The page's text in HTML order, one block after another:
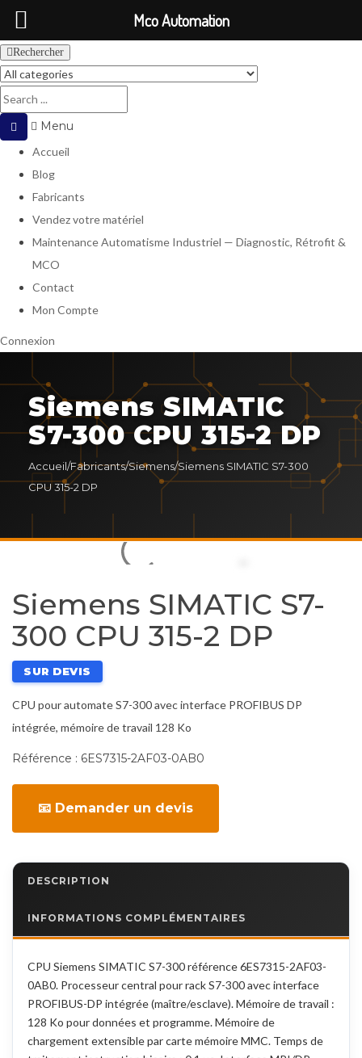
Rechercher
Menu
Accueil
Blog
Fabricants
Vendez votre matériel
Maintenance Automatisme Industriel — Diagnostic, Rétrofit &
MCO
Contact
Mon Compte
Connexion
Siemens SIMATIC
S7-300 CPU 315-2 DP
Accueil/Fabricants/Siemens/Siemens SIMATIC S7-300
CPU 315-2 DP
Siemens SIMATIC S7-
300 CPU 315-2 DP
SUR DEVIS
CPU pour automate S7-300 avec interface PROFIBUS DP
intégrée, mémoire de travail 128 Ko
Référence : 6ES7315-2AF03-0AB0
📧 Demander un devis
DESCRIPTION
INFORMATIONS COMPLÉMENTAIRES
CPU Siemens SIMATIC S7-300 référence 6ES7315-2AF03-
0AB0. Processeur central pour rack S7-300 avec interface
PROFIBUS-DP intégrée (maître/esclave). Mémoire de travail :
128 Ko pour données et programme. Mémoire de
chargement extensible par carte mémoire MMC. Temps de
Mco Automation